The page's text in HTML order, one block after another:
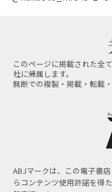
このページに掲載された全
社に帰属します。
無断での複製・掲載・転載
ABJマークは、この電子書
らコンテンツ使用許諾を得